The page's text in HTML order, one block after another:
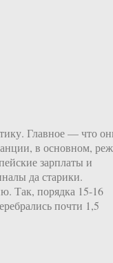
Главное — что
в основном,
зарплаты и
да старики.
Так, порядка 15-16
почти 1,5